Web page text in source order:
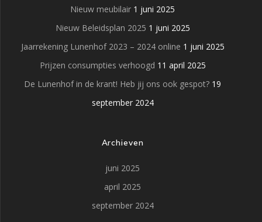
Nieuw meubilair 1 juni 2025
Nieuw Beleidsplan 2025 1 juni 2025
Jaarrekening Lunenhof 2023 – 2024 online 1 juni 2025
Prijzen consumpties verhoogd 11 april 2025
De Lunenhof in de krant! Heb jij ons ook gespot? 19
september 2024
Archieven
juni 2025
april 2025
september 2024